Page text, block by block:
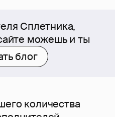
Сплетника,
можешь и ты
блог
количества